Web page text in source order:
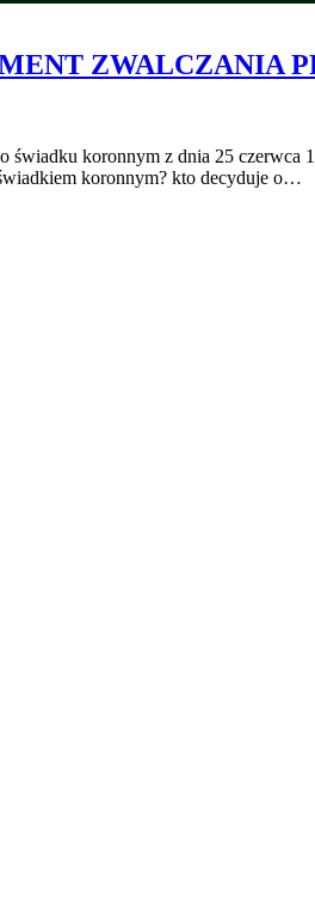
ZWALCZANIA
koronnym z dnia 25
koronnym? kto decyduje o…